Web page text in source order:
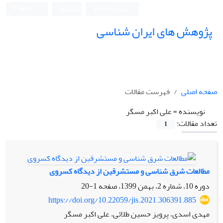
پژوهش های ایران شناسی
صفحه اصلی
فهرست مقالات
نویسنده =علی اکبر مسگر
تعداد مقالات:
1
مطالعات شرق شناسی و مستشرقین از دیدگاه کسروی
دوره 10، شماره 2، بهمن 1399، صفحه
1-20
https://doi.org/10.22059/jis.2021.306391.885
مهدی اسدی، پرویز حسین طلائی، علی اکبر مسگر